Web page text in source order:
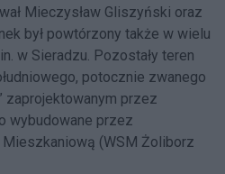
Mieczysław Gliszyński oraz
był powtórzony także w wielu
w Sieradzu. Pozostały teren
potocznie zwanego
zaprojektowanym przez
wybudowane przez
(WSM Żoliborz